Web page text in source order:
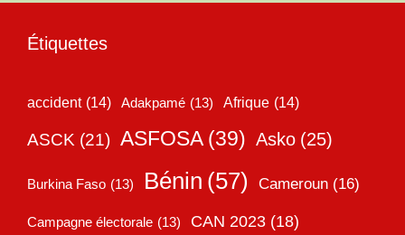
Étiquettes
accident (14) Adakpamé (13) Afrique (14)
ASCK (21) ASFOSA (39) Asko (25)
Burkina Faso (13) Bénin (57) Cameroun (16)
Campagne électorale (13) CAN 2023 (18)